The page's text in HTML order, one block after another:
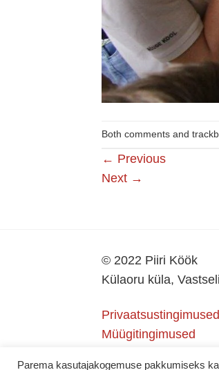
Both comments and
← Previous
Next →
© 2022 Piiri Köök
Külaoru küla,
Privaatsustingimused
Müügitingimused
Parema kasutajakogemuse pakkumiseks